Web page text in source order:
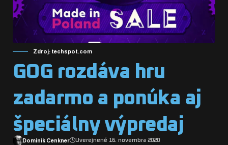
Zdroj: techspot.com
GOG rozdáva hru
zadarmo a ponúka aj
špeciálny výpredaj
Dominik Cenkner Uverejnené 16. novembra 2020